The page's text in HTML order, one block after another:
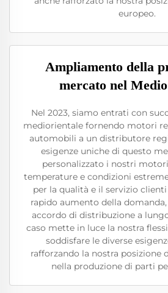
europeo.
Ampliamento della
mercato nel
Nel 2023, siamo entrati con
mediorientale fornendo motori
automobili a un distributore
esigenze uniche di questo
personalizzato i nostri
temperature e condizioni
per la qualità e il servizio
rapido aumento della
accordo di distribuzione a
caso mette in luce la nostra
soddisfare le diverse
rafforzando la nostra posizione
nella produzione di parti